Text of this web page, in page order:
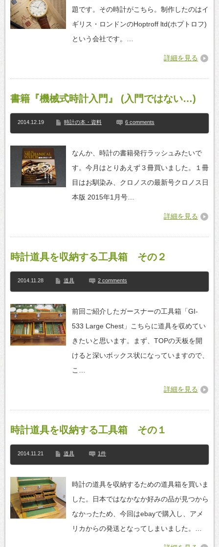
題です。その時計がこちら。制作したのはイ
ギリス・ロンドンのHoptroff ltd(ホプトロフ)
という会社です。…
詳細を見る
書籍『機械式時計入門』 (入門ではない…)
2014.12.19 時計の本・資料 6 comments
なんか、時計の書籍発行ラッシュみたいで
す。今月はとりあえず３冊買いました。１冊
目はお馴染み、クロノスの最新号クロノス日
本版 2015年1月号…
詳細を見る
時計道具を収納する工具箱 その２
2014.11.28 道具 2 comments
前回ご紹介したガースナーの工具箱「GI-
533 Large Chest」こちらに道具を収めてい
きたいと思います。まず、TOPの天板を開
けると深いボックス状になっていますので、
こ…
詳細を見る
時計道具を収納する工具箱 その１
2014.11.21 道具 1件
時計の道具を収納するための道具箱を買いま
した。日本ではなかなか好みの品が見つから
なかったため、今回はebayで購入し、アメ
リカからの発送となってしまいました。…